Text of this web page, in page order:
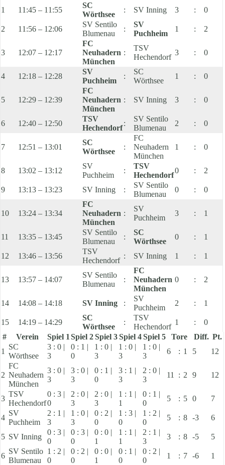
1
11:45 – 11:55
SC
Wörthsee
: SV Inning 3 : 0
2 11:56 – 12:06
SV Sentilo
Blumenau
:
SV
Puchheim
1 : 2
3 12:07 – 12:17
FC
Neuhadern
München
:
TSV
Hechendorf
3 : 0
4 12:18 – 12:28
SV
Puchheim
:
SC
Wörthsee
1 : 0
5 12:29 – 12:39
FC
Neuhadern
München
: SV Inning 3 : 0
6 12:40 – 12:50
TSV
Hechendorf
:
SV Sentilo
Blumenau
2 : 0
7 12:51 – 13:01
SC
Wörthsee
:
FC
Neuhadern
München
1 : 0
8 13:02 – 13:12
SV
Puchheim
:
TSV
Hechendorf
0 : 2
9 13:13 – 13:23 SV Inning :
SV Sentilo
Blumenau
0 : 0
10 13:24 – 13:34
FC
Neuhadern
München
:
SV
Puchheim
3 : 1
11 13:35 – 13:45
SV Sentilo
Blumenau
:
SC
Wörthsee
0 : 1
12 13:46 – 13:56
TSV
Hechendorf
: SV Inning 1 : 1
13 13:57 – 14:07
SV Sentilo
Blumenau
:
FC
Neuhadern
München
0 : 2
14 14:08 – 14:18 SV Inning :
SV
Puchheim
2 : 1
15 14:19 – 14:29
SC
Wörthsee
:
TSV
Hechendorf
1 :
0
#
Verein Spiel 1 Spiel 2Spiel 3 Spiel 4 Spiel 5 Tore Diff. Pt.
1
SC
Wörthsee
3 : 0 |
3
0 : 1 |
0
1 : 0 |
3
1 : 0 |
3
1 : 0 |
3
6 : 1 5 12
2
FC
Neuhadern
München
3 : 0 |
3
3 : 0 |
3
0 : 1 |
0
3 : 1 |
3
2 : 0 |
3
11 : 2 9 12
3
TSV
Hechendorf
0 : 3 |
0
2 : 0 |
3
2 : 0 |
3
1 : 1 |
1
0 : 1 |
0
5 : 5 0 7
4
SV
Puchheim
2 : 1 |
3
1 : 0 |
3
0 : 2 |
0
1 : 3 |
0
1 : 2 |
0
5 : 8 -3 6
5 SV Inning
0 : 3 |
0
0 : 3 |
0
0 : 0 |
1
1 : 1 |
1
2 : 1 |
3
3 : 8 -5 5
6
SV Sentilo
Blumenau
1 : 2 |
0
0 : 2 |
0
0 : 0 |
1
0 : 1 |
0
0 : 2 |
0
1 : 7 -6 1